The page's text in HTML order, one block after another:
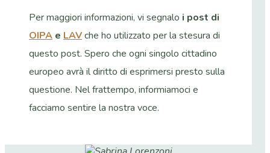
Per maggiori informazioni, vi segnalo i post di
OIPA e LAVche ho utilizzato per la stesura di
questo post. Spero che ogni singolo cittadino
europeo avrà il diritto di esprimersi presto sulla
questione. Nel frattempo, informiamoci e
facciamo sentire la nostra voce.